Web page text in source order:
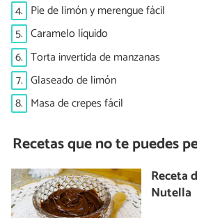
4. Pie de limón y merengue fácil
5. Caramelo líquido
6. Torta invertida de manzanas
7. Glaseado de limón
8. Masa de crepes fácil
Recetas que no te puedes
Receta
Nutella